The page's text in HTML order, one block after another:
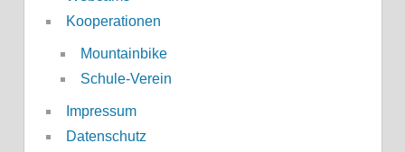
Kooperationen
Mountainbike
Schule-Verein
Impressum
Datenschutz